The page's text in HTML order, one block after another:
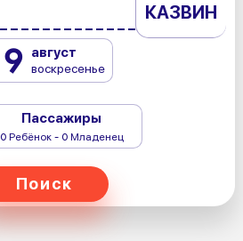
КАЗВИН
9 август
воскресенье
Пассажиры
0 Ребёнок - 0 Младенец
Поиск